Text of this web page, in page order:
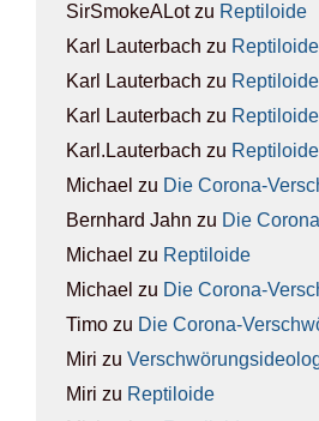
SirSmokeALotzu Rep­ti­lo­ide
Karl Lauterbach zu Rep­ti­lo­ide
Karl Lauterbach zu Rep­ti­lo­ide
Karl Lauterbach zu Rep­ti­lo­ide
Karl.Lauterbach zu Rep­ti­lo­ide
Michael zu Die Coro­na-
Bernhard Jahn zu Die
Michael zu Rep­ti­lo­ide
Michael zu Die Coro­na-
Timo zu Die Coro­na-
Miri zu
Miri zu Rep­ti­lo­ide